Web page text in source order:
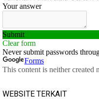
WEBSITE TERKAIT